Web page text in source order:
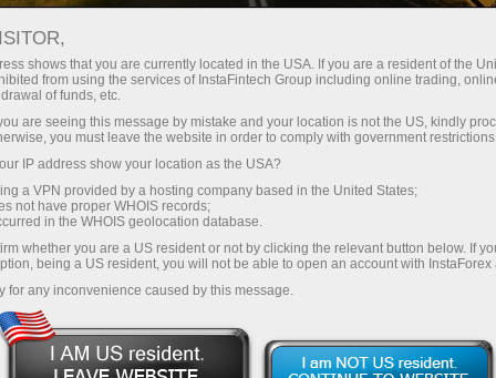
11.08.2025: Forex Analysis &
Reviews: Forex forecast 11/08/2025:
EUR/USD, USD/JPY, GBP/USD, Gold,
Ethereum and Bitcoin
บัญชีซื้อขาย
บัญชีเดโม่
shows that you are currently located in the USA. If you are a resident of the
from using the services of InstaFintech Group including online trading,
of funds, etc.
are seeing this message by mistake and your location is not the US, kindly
you must leave the website in order to comply with government
IP address show your location as the USA?
a VPN provided by a hosting company based in the United States;
not have proper WHOIS records;
in the WHOIS geolocation database.
whether you are a US resident or not by clicking the relevant button below. If
being a US resident, you will not be able to open an account with InstaForex
for any inconvenience caused by this message.